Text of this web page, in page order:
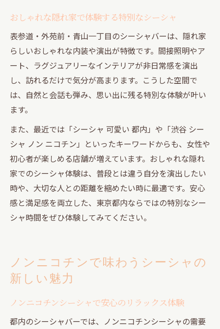
おしゃれな隠れ家で体験する特別なシーシャ
表参道・外苑前・青山一丁目のシーシャバーは、隠れ家
らしいおしゃれな内装や演出が特徴です。間接照明やア
ート、ラグジュアリーなインテリアが非日常感を演出
し、訪れるだけで気分が高まります。こうした空間で
は、自然と会話も弾み、思い出に残る特別な体験が叶い
ます。
また、最近では「シーシャ 可愛い 都内」や「渋谷 シー
シャ ノン ニコチン」といったキーワードからも、女性や
初心者が楽しめる店舗が増えています。おしゃれな隠れ
家でのシーシャ体験は、普段とは違う自分を演出したい
時や、大切な人との距離を縮めたい時に最適です。安心
感と満足感を両立した、東京都内ならではの特別なシー
シャ時間をぜひ体験してみてください。
ノンニコチンで味わうシーシャの
新しい魅力
ノンニコチンシーシャで安心のリラックス体験
都内のシーシャバーでは、ノンニコチンシーシャの需要